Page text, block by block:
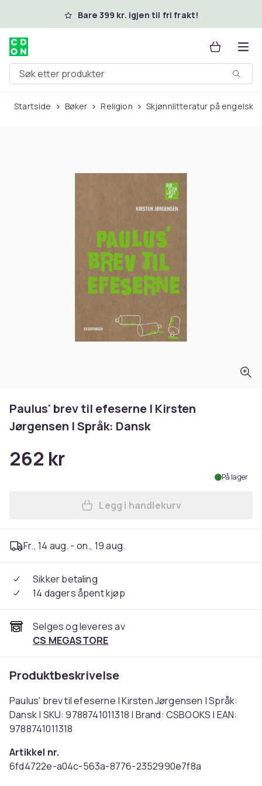
Hopp til hovedinnholdBare 399 kr. igjen til fri frakt!
Søk etter produkter
Startside Bøker Religion Skjønnlitteratur på engelsk
Paulus' brev til efeserne | Kirsten
Jørgensen | Språk: Dansk
262 kr
På lager
Legg Paulus' brev til
Legg i handlekurv
Fr., 14 aug. - on., 19 aug.
Sikker betaling
14 dagers åpent kjøp
Selges og leveres av
CS MEGASTORE
Produktbeskrivelse
Paulus' brev til efeserne | Kirsten Jørgensen | Språk:
Dansk | SKU: 9788741011318 | Brand: CSBOOKS | EAN:
9788741011318
Artikkel nr.
6fd4722e-a04c-563a-8776-2352990e7f8a